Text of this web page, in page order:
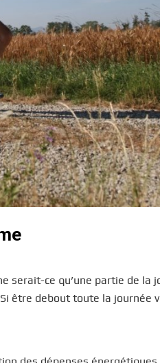
serait-ce qu’une partie de la
être debout toute la journée